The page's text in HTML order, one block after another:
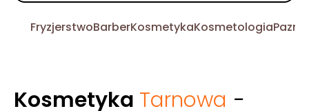
FryzjerstwoBarberKosmetykaKosmetologia
Kosmetyka Tarnowa -